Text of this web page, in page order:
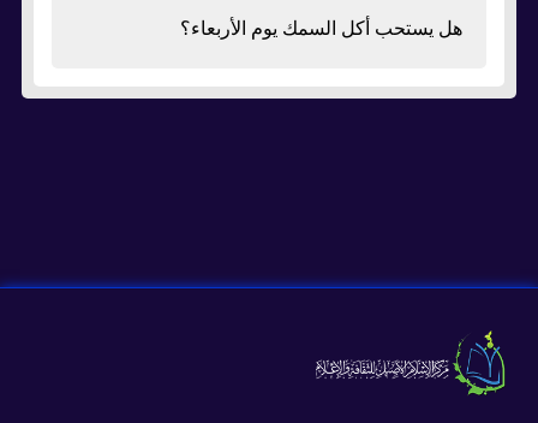
هل يستحب أكل السمك يوم الأربعاء؟